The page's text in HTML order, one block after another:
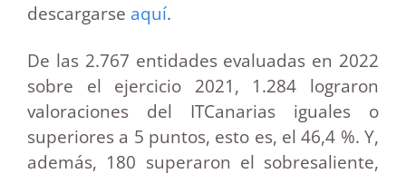
descargarse aquí.
De las 2.767 entidades evaluadas en 2022
sobre el ejercicio 2021, 1.284 lograron
valoraciones del ITCanarias iguales o
superiores a 5 puntos, esto es, el 46,4 %. Y,
además, 180 superaron el sobresaliente,